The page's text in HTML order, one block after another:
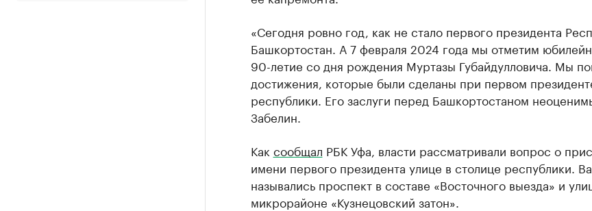
«Сегодня ровно год, как не стало первого президента
Башкортостан. А 7 февраля 2024 года мы отметим
90-летие со дня рождения Муртазы Губайдулловича. Мы
достижения, которые были сделаны при первом
республики. Его заслуги перед Башкортостаном
Забелин.
Как сообщал РБК Уфа, власти рассматривали вопрос о
имени первого президента улице в столице республики.
назывались проспект в составе «Восточного выезда» и
микрорайоне «Кузнецовский затон».